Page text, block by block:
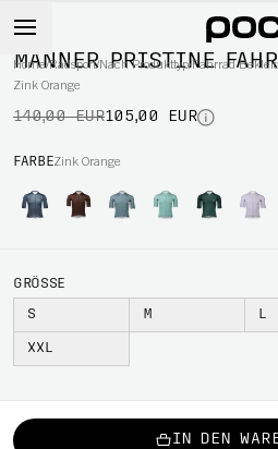
Home/Radsport/Nach Produkttyp/Fahrrad
-25%
MÄNNER PRISTINE
Zink Orange
140,00 EUR105,00 EUR
FARBEZink Orange
GRÖSSE
S M L
XXL
IN DEN